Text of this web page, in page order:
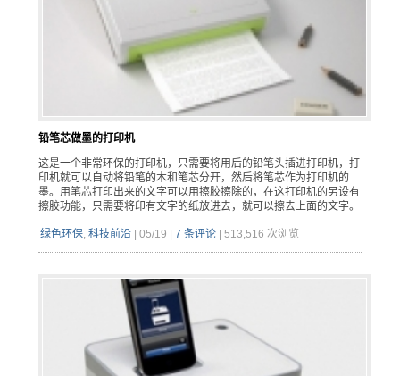
铅笔芯做墨的打印机
这是一个非常环保的打印机，只需要将用后的铅笔头插进打印机，打
印机就可以自动将铅笔的木和笔芯分开，然后将笔芯作为打印机的
墨。用笔芯打印出来的文字可以用擦胶擦除的，在这打印机的另设有
擦胶功能，只需要将印有文字的纸放进去，就可以擦去上面的文字。
绿色环保, 科技前沿| 05/19 7 条评论| 513,516 次浏览